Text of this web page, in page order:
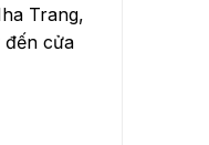
Trang,
đến cửa